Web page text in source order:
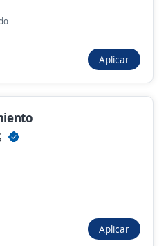
telecomunicaciones
Aplicar
Aplicar